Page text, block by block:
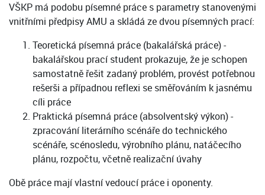
VŠKP má podobu písemné práce s parametry stanovenými
vnitřními předpisy AMU a skládá ze dvou písemných prací:
Teoretická písemná práce (bakalářská práce) -
bakalářskou prací student prokazuje, že je schopen
samostatně řešit zadaný problém, provést potřebnou
rešerši a případnou reflexi se směřováním k jasnému
cíli práce
Praktická písemná práce (absolventský výkon) -
zpracování literárního scénáře do technického
scénáře, scénosledu, výrobního plánu, natáčecího
plánu, rozpočtu, včetně realizační úvahy
Obě práce mají vlastní vedoucí práce i oponenty.